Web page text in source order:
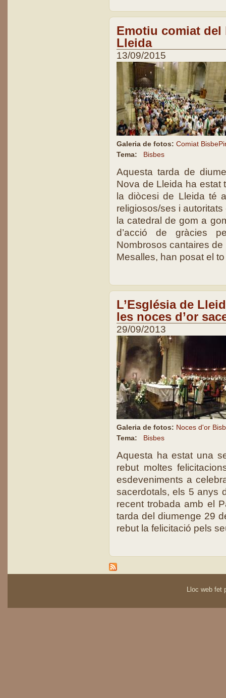
Emotiu comiat del
Lleida
13/09/2015
Galeria de fotos: Comiat
Tema:
Bisbes
Aquesta tarda de
Nova de Lleida ha estat
la diòcesi de Lleida té
religiosos/ses i
la catedral de gom a
d’acció de gràcies
Nombrosos cantaires
Mesalles, han posat el
L’Església de
les noces d’or
29/09/2013
Galeria de fotos: Noces d'or
Tema:
Bisbes
Aquesta ha estat una
rebut moltes
esdeveniments a
sacerdotals, els 5 anys
recent trobada amb el
tarda del diumenge 29
rebut la felicitació pels
Lloc web fet